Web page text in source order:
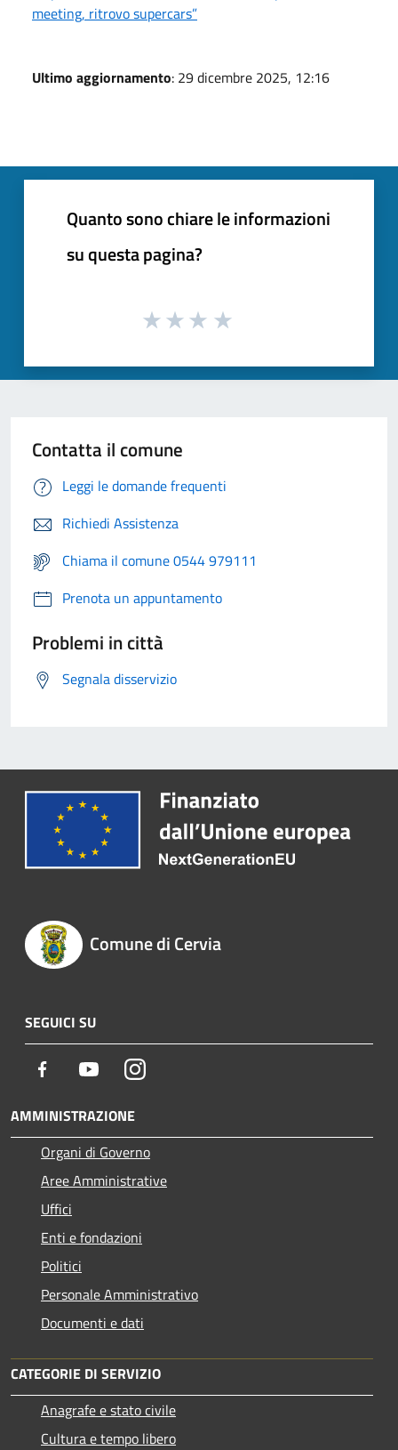
meeting, ritrovo supercars”
Ultimo aggiornamento: 29 dicembre 2025, 12:16
Quanto sono chiare le informazioni
su questa pagina?
Contatta il comune
Leggi le domande frequenti
Richiedi Assistenza
Chiama il comune 0544 979111
Prenota un appuntamento
Problemi in città
Segnala disservizio
Comune di Cervia
SEGUICI SU
Facebook YoutubeInstagram
AMMINISTRAZIONE
Organi di Governo
Aree Amministrative
Uffici
Enti e fondazioni
Politici
Personale Amministrativo
Documenti e dati
CATEGORIE DI SERVIZIO
Anagrafe e stato civile
Cultura e tempo libero